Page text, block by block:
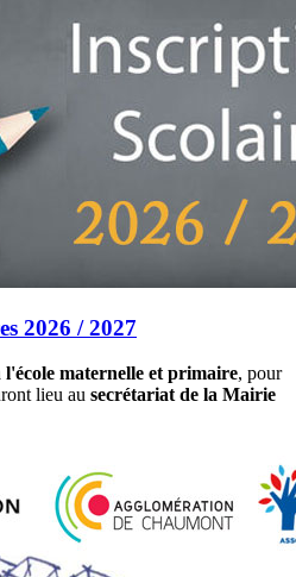
2026 / 2027
l'école maternelle et primaire, pour
lieu au secrétariat de la Mairie